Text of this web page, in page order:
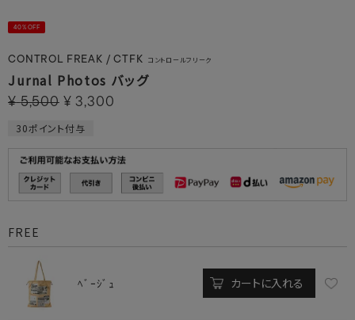
40%OFF
CONTROL FREAK / CTFK コントロールフリーク
Jurnal Photos バッグ
¥ 5,500 ¥ 3,300
30ポイント付与
FREE
ﾍﾞｰｼﾞｭ カートに入れる